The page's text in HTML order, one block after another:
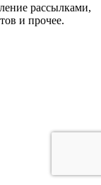
рассылками,
и прочее.